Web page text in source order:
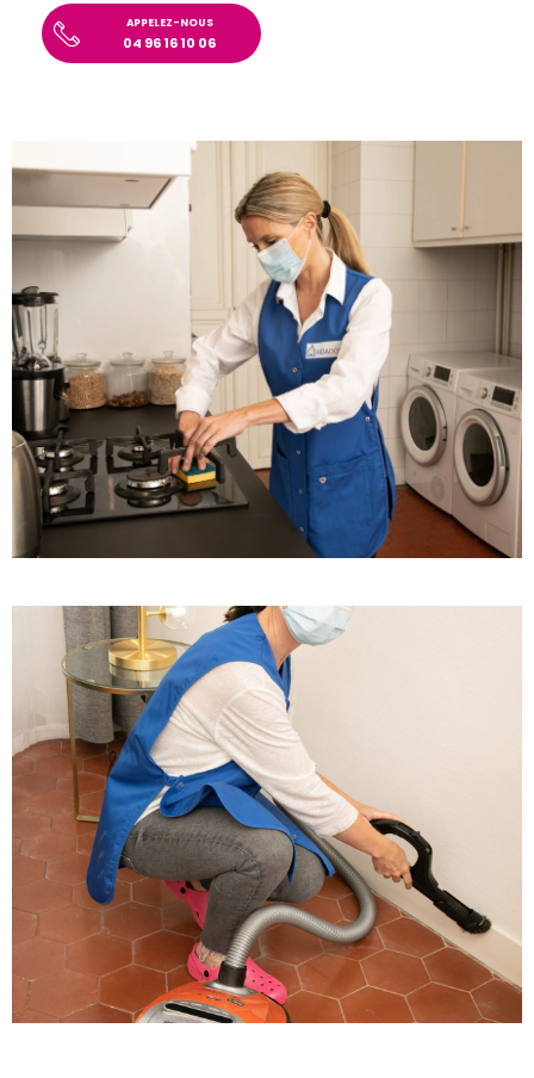
APPELEZ-NOUS
04 96 16 10 06